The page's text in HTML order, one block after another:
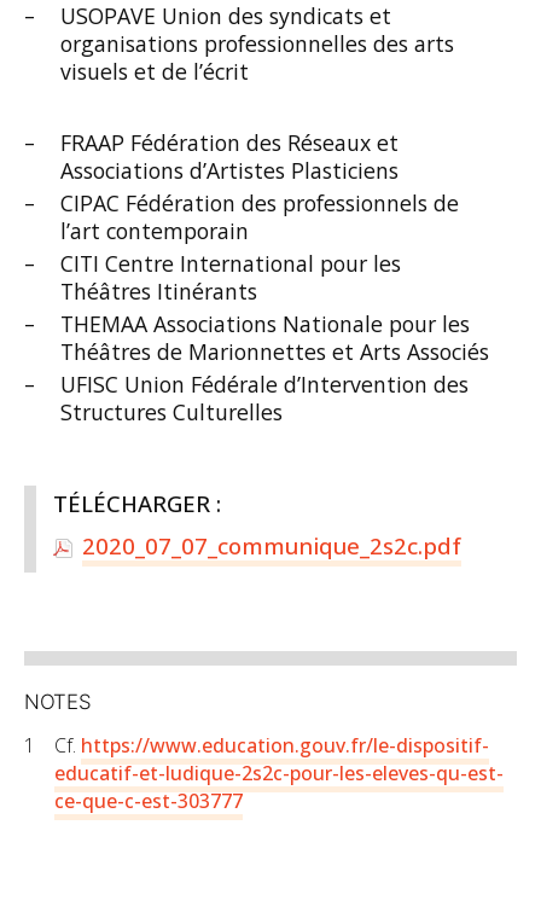
USOPAVE Union des syndicats et
organisations professionnelles des arts
visuels et de l’écrit
FRAAP Fédération des Réseaux et
Associations d’Artistes Plasticiens
CIPAC Fédération des professionnels de
l’art contemporain
CITI Centre International pour les
Théâtres Itinérants
THEMAA Associations Nationale pour les
Théâtres de Marionnettes et Arts Associés
UFISC Union Fédérale d’Intervention des
Structures Culturelles
TÉLÉCHARGER :
2020_07_07_communique_2s2c.pdf
NOTES
1 Cf. https://www.education.gouv.fr/le-dispositif-
educatif-et-ludique-2s2c-pour-les-eleves-qu-est-
ce-que-c-est-303777